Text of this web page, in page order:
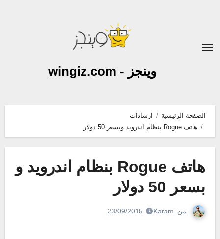
وينجز - wingiz.com
الصفحة الرئيسية
ارشادات
هاتف Rogue بنظام اندرويد وبسعر 50 دولار
هاتف Rogue بنظام اندرويد و
بسعر 50 دولار
من Karam
23/09/2015